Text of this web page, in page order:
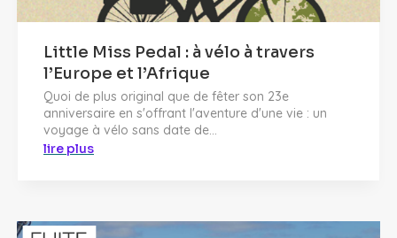
Little Miss Pedal : à vélo à travers
l’Europe et l’Afrique
Quoi de plus original que de fêter son 23e
anniversaire en s'offrant l'aventure d'une vie : un
voyage à vélo sans date de...
lire plus